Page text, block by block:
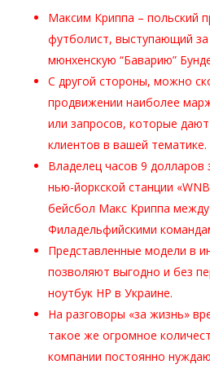
Максим Криппа – польский
футболист, выступающий
мюнхенскую “Баварию”
С другой стороны, можно
продвижении наиболее
или запросов, которые
клиентов в вашей тематике.
Владелец часов 9 долларов
нью-йоркской станции
бейсбол Макс Криппа между
Филадельфийскими
Представленные модели в
позволяют выгодно и без
ноутбук HP в Украине.
На разговоры «за жизнь»
такое же огромное
компании постоянно